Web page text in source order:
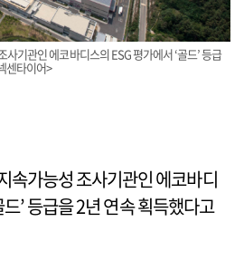
기관인 에코바디스의 ESG 평가에서 ‘골드’ 등급
센타이어>
속가능성 조사기관인 에코바디
’ 등급을 2년 연속 획득했다고